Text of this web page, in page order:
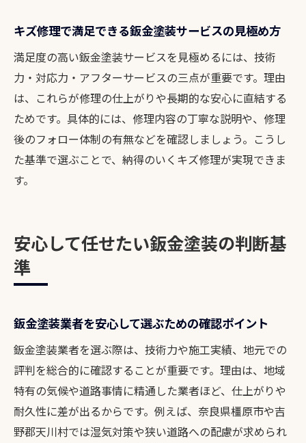
キズ修理で満足できる鈑金塗装サービスの見極め方
満足度の高い鈑金塗装サービスを見極めるには、技術
力・対応力・アフターサービスの三点が重要です。理由
は、これらが修理の仕上がりや長期的な安心に直結する
ためです。具体的には、修理内容の丁寧な説明や、修理
後のフォロー体制の有無などを確認しましょう。こうし
た基準で選ぶことで、納得のいくキズ修理が実現できま
す。
安心して任せたい鈑金塗装の判断基
準
鈑金塗装業者を安心して選ぶための確認ポイント
鈑金塗装業者を選ぶ際は、技術力や施工実績、地元での
評判を総合的に確認することが重要です。理由は、地域
特有の気候や道路事情に精通した業者ほど、仕上がりや
耐久性に差が出るからです。例えば、奈良県橿原市や吉
野郡天川村では湿気対策や狭い道路への配慮が求められ